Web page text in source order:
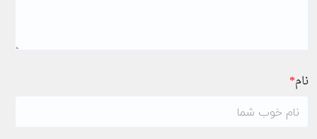
نام*